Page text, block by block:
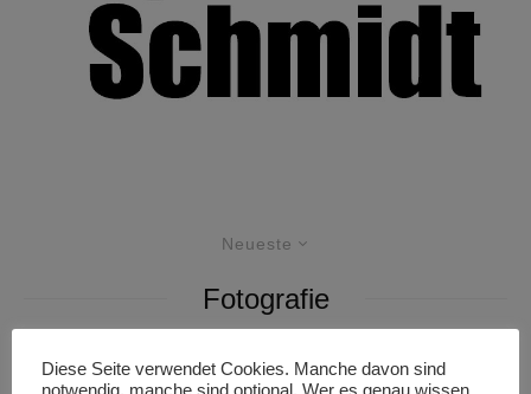
Neueste
Fotografie
Diese Seite verwendet Cookies. Manche davon sind